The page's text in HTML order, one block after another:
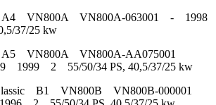
A4 VN800A VN800A-063001 - 1998
37/25 kw
A5 VN800A VN800A-AA075001
1999 2 55/50/34 PS, 40,5/37/25 kw
B1 VN800B VN800B-000001